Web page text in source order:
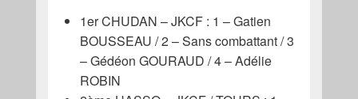
1er CHUDAN – JKCF : 1 – Gatien
BOUSSEAU / 2 – Sans combattant / 3
– Gédéon GOURAUD / 4 – Adélie
ROBIN